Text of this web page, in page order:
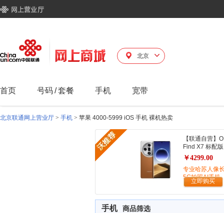
北京
首页 号码/套餐 手机 宽带
北京联通网上营业厅 > 手机 > 苹果 4000-5999 iOS 手机 裸机热卖
【联通自营】
Find X7 标配版
￥4299.00
专业哈苏人像
5G拍照AI手机
立即购买
手机 商品筛选